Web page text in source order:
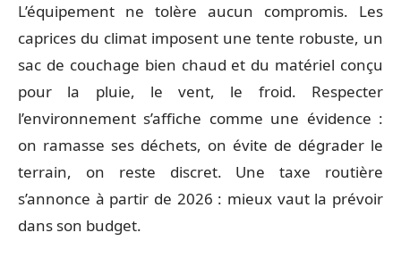
L’équipement ne tolère aucun compromis. Les
caprices du climat imposent une tente robuste, un
sac de couchage bien chaud et du matériel conçu
pour la pluie, le vent, le froid. Respecter
l’environnement s’affiche comme une évidence :
on ramasse ses déchets, on évite de dégrader le
terrain, on reste discret. Une taxe routière
s’annonce à partir de 2026 : mieux vaut la prévoir
dans son budget.